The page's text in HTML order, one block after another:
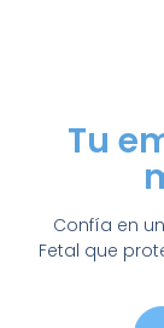
Tu
Confía en
Fetal que